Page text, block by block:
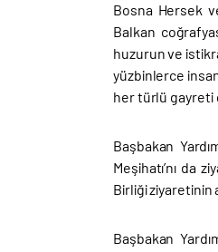
Bosna Hersek
Balkan
huzurun ve
yüzbinlerce
her türlü gayreti
Başbakan
Meşihatı’nı da
Birliği ziyaretinin
Başbakan